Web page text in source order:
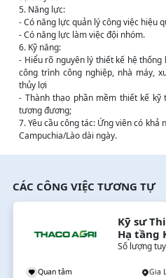
5. Năng lực:
- Có năng lực quản lý công việc hiệu
- Có năng lực làm việc đội nhóm.
6. Kỹ năng:
- Hiểu rõ nguyên lý thiết kế hệ
công trình công nghiệp, nhà máy,
thủy lợi
- Thành thạo phần mềm thiết kế kỹ
tương đương;
7. Yêu cầu công tác: Ứng viên có khả
Campuchia/Lào dài ngày.
CÁC CÔNG VIỆC TƯƠNG TỰ
Kỹ sư
Hạ tầng
Số lượng
Quan tâm Gia